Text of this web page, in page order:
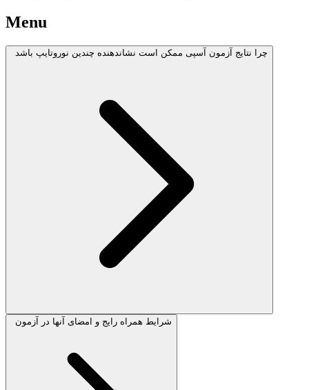
Menu
چرا نتایج آزمون آسپی ممکن است نشاندهنده چندین نوروتایپ باشد
شرایط همراه رایج و امضای آنها در آزمون